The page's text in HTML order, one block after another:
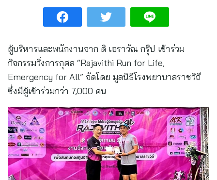
ผู้บริหารและพนักงานจาก ดิ เอราวัณ กรุ๊ป เข้าร่วม
กิจกรรมวิ่งการกุศล “Rajavithi Run for Life,
Emergency for All” จัดโดย มูลนิธิโรงพยาบาลราชวิถี
ซึ่งมีผู้เข้าร่วมกว่า 7,000 คน